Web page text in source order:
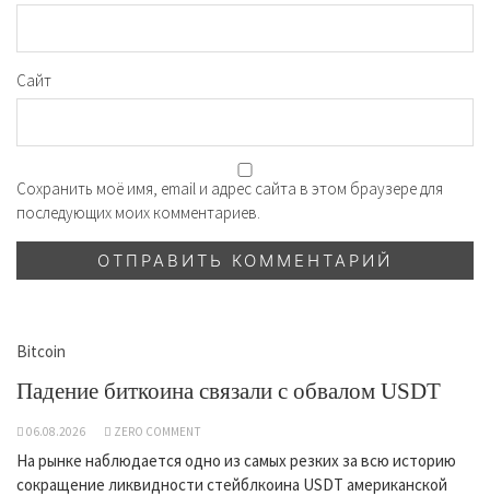
Сайт
Сохранить моё имя, email и адрес сайта в этом браузере для
последующих моих комментариев.
Bitcoin
Падение биткоина связали с обвалом USDT
06.08.2026 ZERO COMMENT
На рынке наблюдается одно из самых резких за всю историю
сокращение ликвидности стейблкоина USDT американской